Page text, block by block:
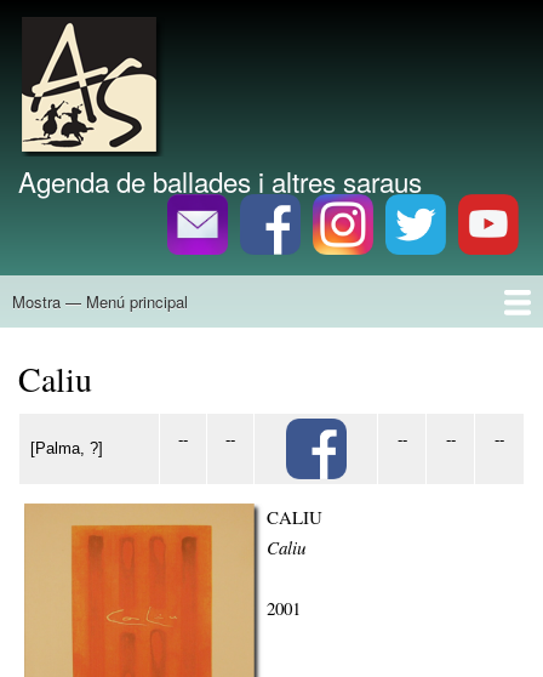
Marca del lloc
Agenda de ballades i altres saraus
Menú
Mostra — Menú principal
Caliu
[Palma, ?] -- -- -- -- --
CALIU
Caliu
2001